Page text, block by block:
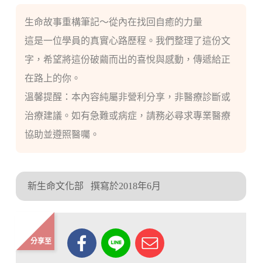
生命故事重構筆記～從內在找回自癒的力量
這是一位學員的真實心路歷程。我們整理了這份文
字，希望將這份破繭而出的喜悅與感動，傳遞給正
在路上的你。
溫馨提醒：本內容純屬非營利分享，非醫療診斷或
治療建議。如有急難或病症，請務必尋求專業醫療
協助並遵照醫囑。
新生命文化部 撰寫於2018年6月
分享至